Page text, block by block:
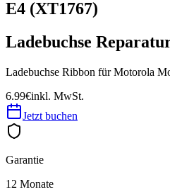
E4 (XT1767)
Ladebuchse
Ladebuchse Ribbon für Motorola
6.99€inkl. MwSt.
Jetzt buchen
Garantie
12 Monate